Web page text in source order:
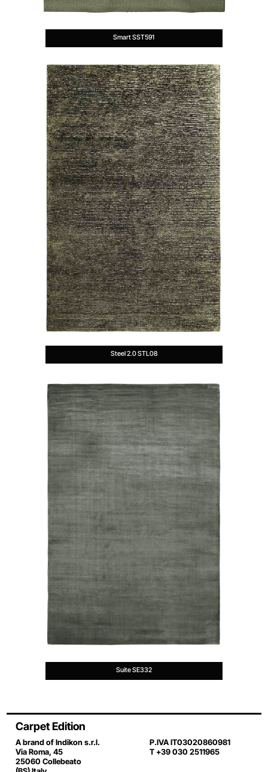
Smart SST591
Steel 2.0 STL08
Suite SE332
Carpet Edition
A brand of Indikon s.r.l.
Via Roma, 45
25060 Collebeato
P.IVA IT03020860981
T +39 030 2511965